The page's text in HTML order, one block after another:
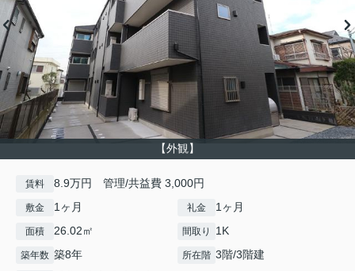
【外観】
賃料 8.9万円 管理/共益費 3,000円
敷金 1ヶ月 礼金 1ヶ月
面積 26.02㎡ 間取り 1K
築年数 築8年 所在階 3階/3階建